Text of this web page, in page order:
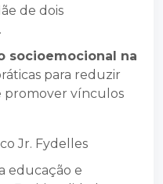
de dois
socioemocional na
para reduzir
promover vínculos
Jr. Fydelles
educação e